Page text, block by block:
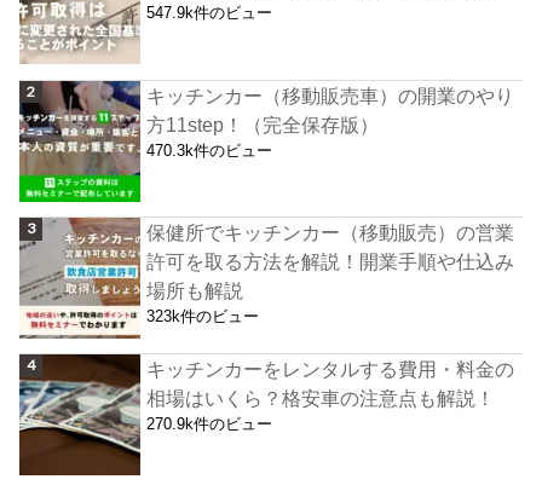
547.9k件のビュー
キッチンカー（移動販売車）の開業のやり
方11step！（完全保存版）
470.3k件のビュー
保健所でキッチンカー（移動販売）の営業
許可を取る方法を解説！開業手順や仕込み
場所も解説
323k件のビュー
キッチンカーをレンタルする費用・料金の
相場はいくら？格安車の注意点も解説！
270.9k件のビュー